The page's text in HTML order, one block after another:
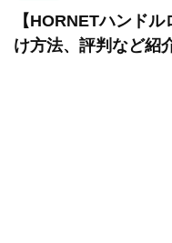
【HORNETハンド
け方法、評判など紹